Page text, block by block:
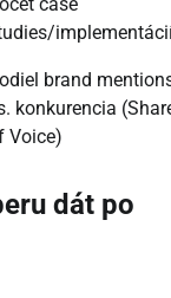
brand
konkurencia
Voice)
dát po